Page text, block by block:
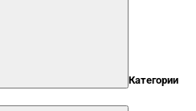
Категории